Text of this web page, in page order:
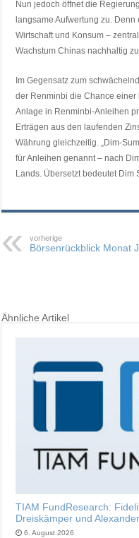
Nun jedoch öffnet die
langsame Aufwertung zu.
Wirtschaft und Konsum –
Wachstum Chinas nachhaltig
Im Gegensatz zum
der Renminbi die Chance
Anlage in Renminbi-Anleihen
Erträgen aus den laufenden
Währung gleichzeitig. „Dim-
für Anleihen genannt – nach
Lands. Übersetzt bedeutet Dim
vorherige
Börsenrückblick Monat
Ähnliche Artikel
TIAM FundResearch:
Dreiskämper und
6. August 2026